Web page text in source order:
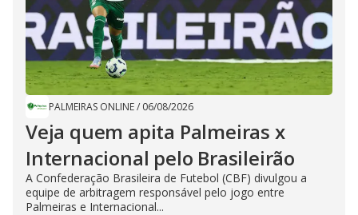
PALMEIRAS ONLINE/ 06/08/2026
Veja quem apita Palmeiras x
Internacional pelo Brasileirão
A Confederação Brasileira de Futebol (CBF) divulgou a
equipe de arbitragem responsável pelo jogo entre
Palmeiras e Internacional...